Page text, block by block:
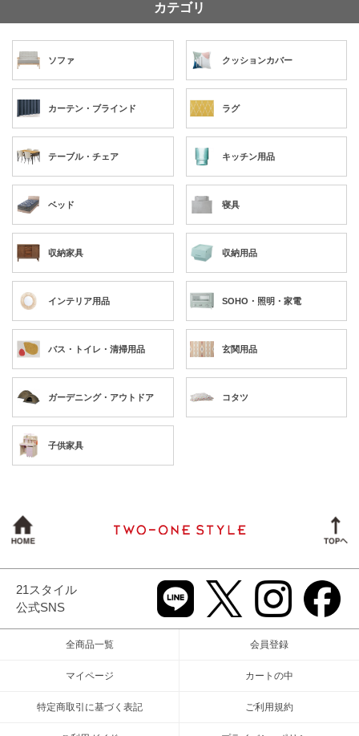
カテゴリ
ソファ クッションカバー
カーテン・ブラインド ラグ
テーブル・チェア キッチン用品
ベッド 寝具
収納家具 収納用品
インテリア用品 SOHO・照明・家電
バス・トイレ・清掃用品 玄関用品
ガーデニング・アウトドア コタツ
子供家具
21スタイル
公式SNS
全商品一覧 会員登録
マイページ カートの中
特定商取引に基づく表記 ご利用規約